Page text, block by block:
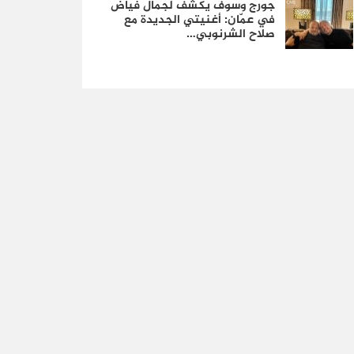
جورج وسوف يكشف لجمال فياض
في عمّان: أغنيتي الجديدة مع
صلاح الشرنوبي…